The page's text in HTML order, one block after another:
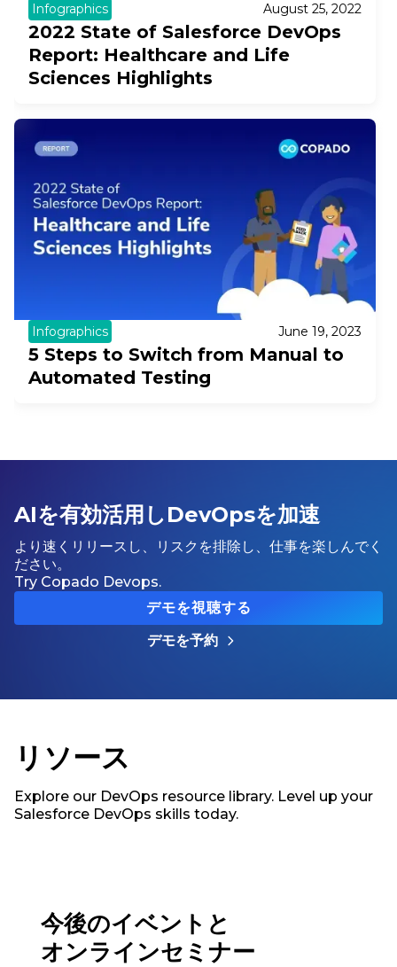
Infographics August 25, 2022
2022 State of Salesforce DevOps
Report: Healthcare and Life
Sciences Highlights
Infographics June 19, 2023
5 Steps to Switch from Manual to
Automated Testing
AIを有効活用しDevOpsを加速
より速くリリースし、リスクを排除し、仕事を楽しんでく
ださい。
Try Copado Devops.
デモを視聴する
デモを予約
リソース
Explore our DevOps resource library. Level up your
Salesforce DevOps skills today.
今後のイベントと
オンラインセミナー